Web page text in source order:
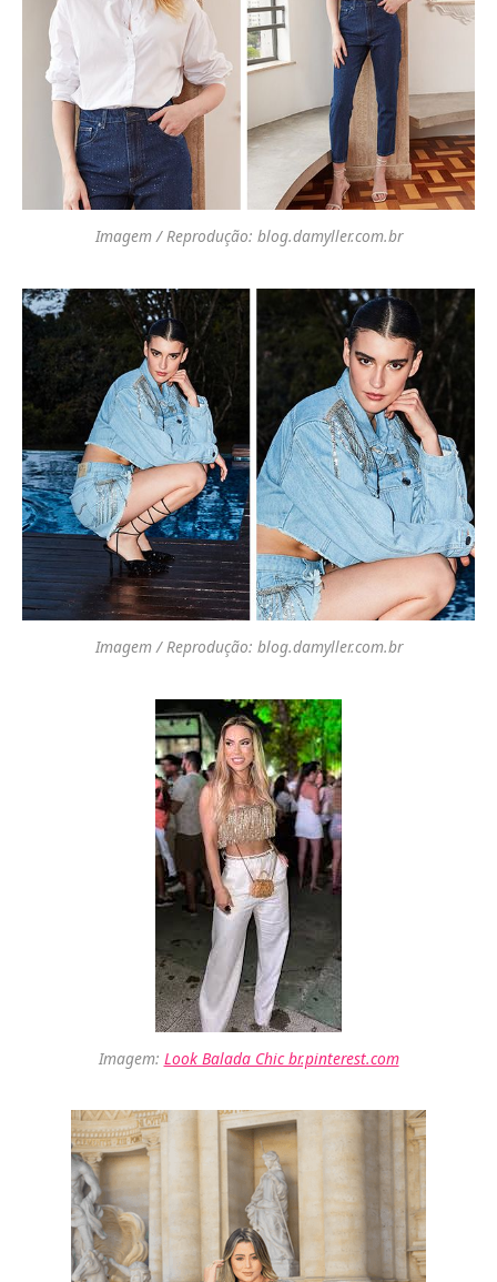
Imagem / Reprodução: blog.damyller.com.br
Imagem / Reprodução: blog.damyller.com.br
Imagem: Look Balada Chic br.pinterest.com